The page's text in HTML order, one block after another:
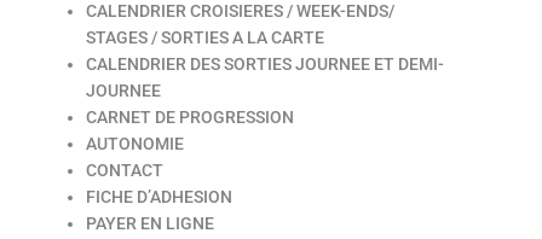
CALENDRIER CROISIERES / WEEK-ENDS/
STAGES / SORTIES A LA CARTE
CALENDRIER DES SORTIES JOURNEE ET DEMI-
JOURNEE
CARNET DE PROGRESSION
AUTONOMIE
CONTACT
FICHE D’ADHESION
PAYER EN LIGNE